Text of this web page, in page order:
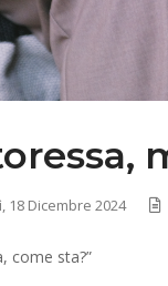
18 Dicembre 2024
come sta?”